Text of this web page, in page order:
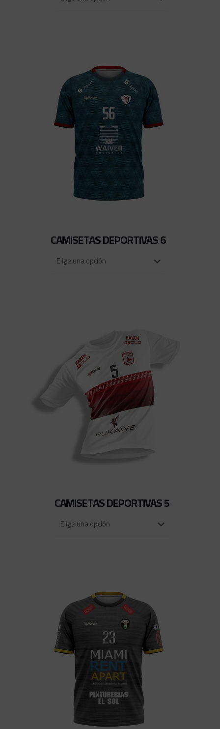
CAMISETAS DEPORTIVAS 6
CAMISETAS DEPORTIVAS 5